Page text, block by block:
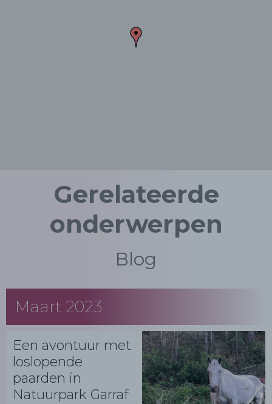
Gerelateerde
onderwerpen
Blog
Maart 2023
Een avontuur met
loslopende
paarden in
Natuurpark Garraf